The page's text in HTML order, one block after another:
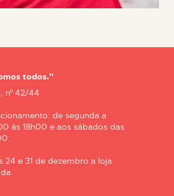
todos.”
nº 42/44
de segunda a
às 18h00 e aos sábados das
24 e 31 de dezembro a loja